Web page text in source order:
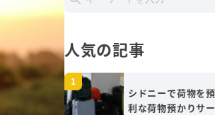
人気の記事
シドニーで荷物を
利な荷物預かりサ